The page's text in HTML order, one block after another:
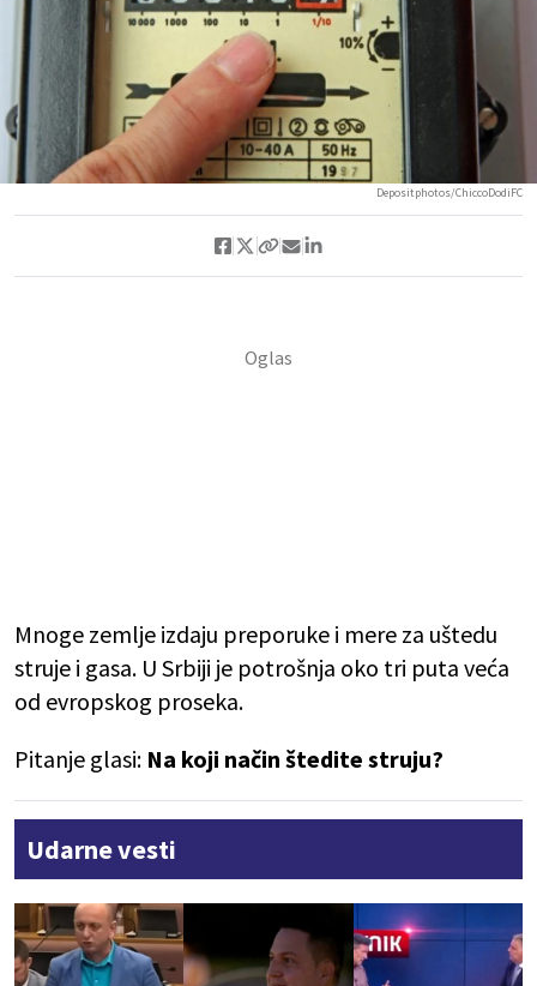
Depositphotos/ChiccoDodiFC
Mnoge zemlje izdaju preporuke i mere za uštedu
struje i gasa. U Srbiji je potrošnja oko tri puta veća
od evropskog proseka.
Pitanje glasi: Na koji način štedite struju?
Udarne vesti